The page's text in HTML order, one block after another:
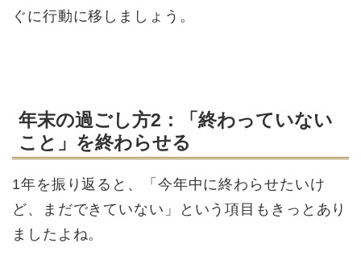
ぐに行動に移しましょう。
年末の過ごし方2：「終わっていない
こと」を終わらせる
1年を振り返ると、「今年中に終わらせたいけ
ど、まだできていない」という項目もきっとあり
ましたよね。